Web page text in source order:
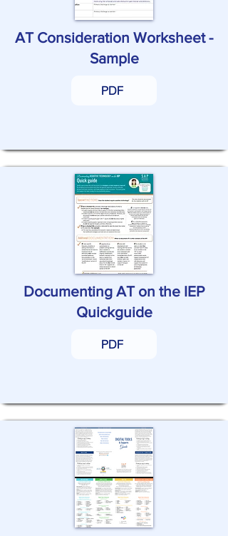
AT Consideration Worksheet -
Sample
PDF
Documenting AT on the IEP
Quickguide
PDF